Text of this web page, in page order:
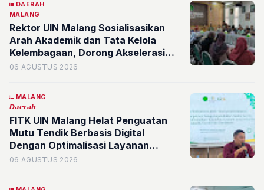
DAERAH
MALANG
Rektor UIN Malang Sosialisasikan
Arah Akademik dan Tata Kelola
Kelembagaan, Dorong Akselerasi
Kualitas Fakultas Syariah
06 AGUSTUS 2026
MALANG
𝘿𝙖𝙚𝙧𝙖𝙝
FITK UIN Malang Helat Penguatan
Mutu Tendik Berbasis Digital
Dengan Optimalisasi Layanan
Administrasi
06 AGUSTUS 2026